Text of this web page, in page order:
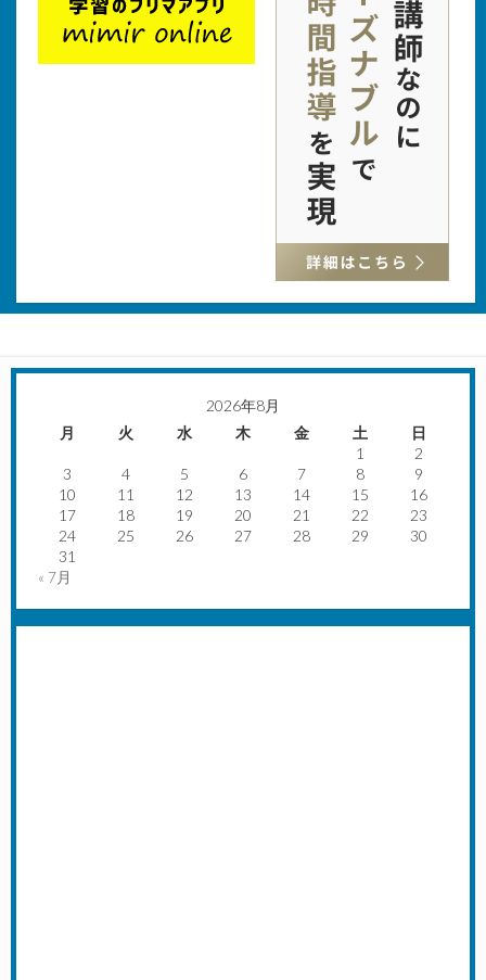
2026年8月
月
火 水 木 金 土
日
1
2
3
4 5 6 7 8
9
10
11 12 13 14 15
16
17
18 19 20 21 22
23
24
25 26 27 28 29
30
31
« 7月